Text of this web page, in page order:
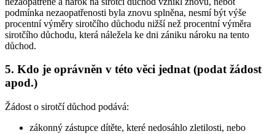
podmínka nezaopatřenosti byla znovu splněna, nesmí být výše
procentní výměry sirotčího důchodu nižší než procentní výměra
sirotčího důchodu, která náležela ke dni zániku nároku na tento
důchod.
5. Kdo je oprávněn v této věci jednat (podat žádost
apod.)
Žádost o sirotčí důchod podává:
zákonný zástupce dítěte, které nedosáhlo zletilosti, nebo